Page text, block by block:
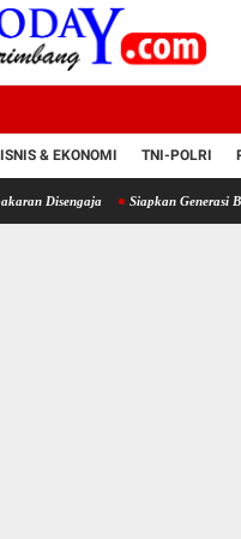
& EKONOMI TNI-POLRI
Siapkan Generasi Berkarakter,